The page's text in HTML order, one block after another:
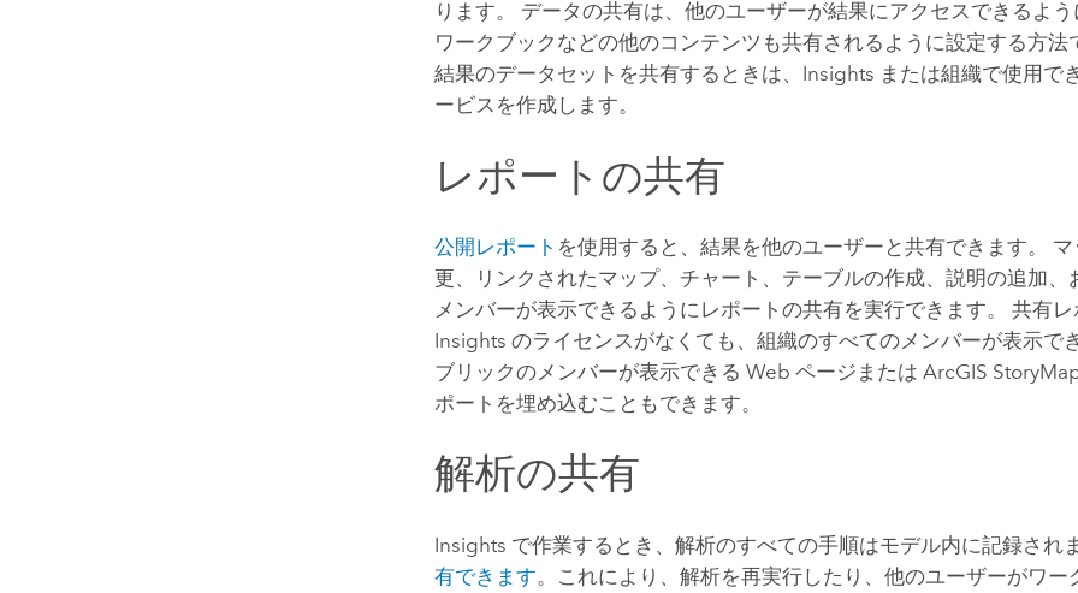
ります。 データの共有は、他のユーザーが結果にアクセスできるよ
ワークブックなどの他のコンテンツも共有されるように設定する方法
結果のデータセットを共有するときは、 Insights または組織で使用で
ービスを作成します。
レポートの共有
公開レポート を使用すると、結果を他のユーザーと共有できます。
更、リンクされたマップ、チャート、テーブルの作成、説明の追加、
メンバーが表示できるようにレポートの共有を実行できます。 共有レ
Insights のライセンスがなくても、組織のすべてのメンバーが表示で
ブリックのメンバーが表示できる Web ページまたはArcGIS
ポートを埋め込むこともできます。
解析の共有
Insights で作業するとき、解析のすべての手順はモデル内に記録され
有できます。これにより、解析を再実行したり、他のユーザーがワー